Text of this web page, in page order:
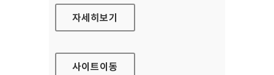
식품안전나라
자세히보기
사이트이동